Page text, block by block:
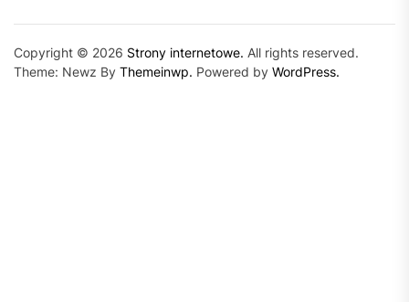
Copyright © 2026 Strony internetowe. All rights reserved.
Theme: Newz By Themeinwp. Powered by WordPress.